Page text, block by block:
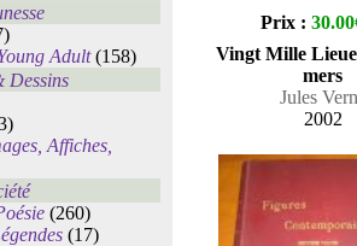
Adult(158)
Dessins
Affiches,
(260)
(17)
Prix :
Vingt Mille
mers
Jules
2002